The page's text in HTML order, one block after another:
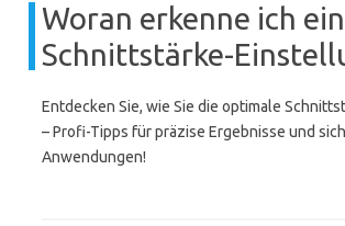
Woran erkenne ich
Schnittstärke-
Entdecken Sie, wie Sie die optimale
– Profi-Tipps für präzise Ergebnisse und
Anwendungen!